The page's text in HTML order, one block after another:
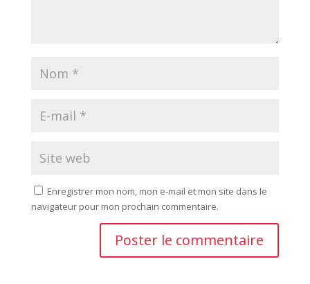
Enregistrer mon nom, mon e-mail et mon site dans le
navigateur pour mon prochain commentaire.